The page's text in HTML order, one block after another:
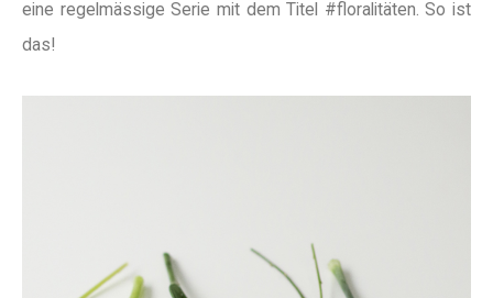
eine regelmässige Serie mit dem Titel #floralitäten. So ist
das!